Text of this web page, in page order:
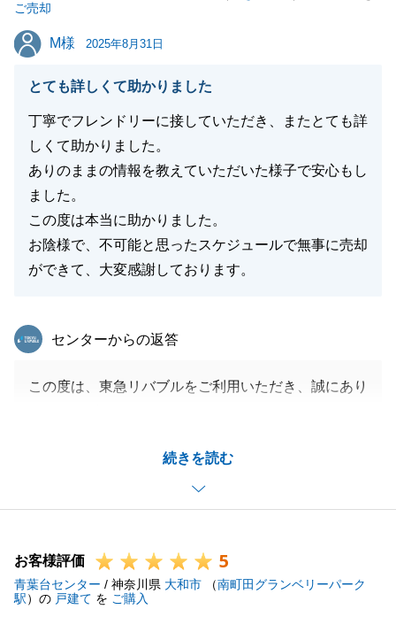
ますので、何卒宜しくお願いいたします。
閉じる
ご売却
M様
M様 2025年8月31日
とても詳しくて助かりました
丁寧でフレンドリーに接していただき、またとても詳
しくて助かりました。
ありのままの情報を教えていただいた様子で安心もし
ました。
この度は本当に助かりました。
お陰様で、不可能と思ったスケジュールで無事に売却
ができて、大変感謝しております。
続きを読む
東急リバブル
センターからの返答
この度は、東急リバブルをご利用いただき、誠にあり
賃貸にされるか売却にされるかでお悩みの中、他社様
の提案をお受けになった上で、最終的に当社にご来店
当社としては、セカンドオピニオンとしてご提案させ
ていただきましたが、その日のうちに当社へご売却を
お任せいただけたこと、大変光栄に、また嬉しく感じ
お客様評価 5
青葉台センター / 神奈川県 大和市 （南町田グランベリーパーク
駅）の 戸建て を ご購入